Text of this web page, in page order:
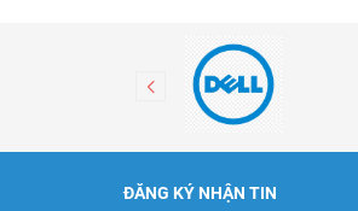
ĐĂNG KÝ NHẬN TIN